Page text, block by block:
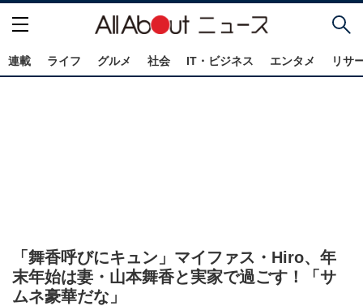
連載 ライフ グルメ 社会 IT・ビジネス エンタメ リサ
「舞香呼びにキュン」マイファス・Hiro、年
末年始は妻・山本舞香と実家で過ごす！「サ
ムネ豪華だな」